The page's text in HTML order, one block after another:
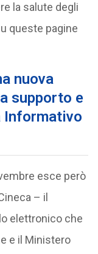
la salute degli
queste pagine
nuova
supporto e
Informativo
esce però
– il
elettronico che
e il Ministero